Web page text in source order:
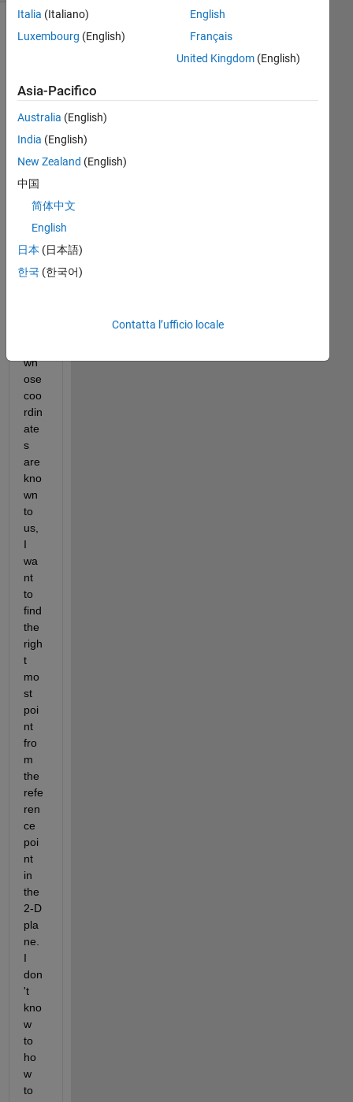
Hi, I
hav
e 5
ere
nt
poi
in
wh
ose
coo
rdin
ate
s
are
kno
wn
to
us,
I
wa
nt
to
find
the
righ
t
mo
st
poi
nt
fro
m
the
refe
ren
ce
poi
nt
in
the
2-D
pla
ne.
I
don
't
kno
w
to
ho
w
to
Italia (Italiano)
Luxembourg (English)
English
Français
United Kingdom(English)
Asia-Pacifico
Australia (English)
India (English)
New Zealand (English)
中国
简体中文
English
日本 (日本語)
한국 (한국어)
Contatta l’ufficio locale